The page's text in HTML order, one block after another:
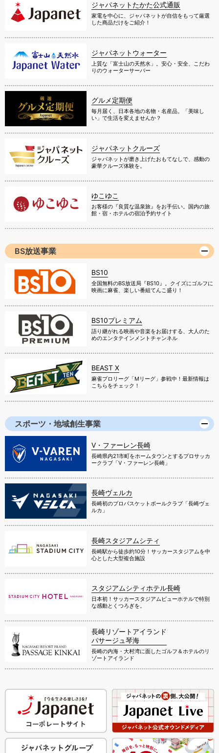
ジャパネットたかた公式通販
家電を中心に、ジャパネットが自信をもって厳選
した商品だけをご紹介！
ジャパネットウォーター
上質な「富士山の天然水」。安心・安全、こだわ
りのウォーターサーバー
グルメ定期便
毎月届く、日本各地の名物・名産品。「美味し
い」で生活を変えませんか？
ジャパネットクルーズ
ジャパネットが磨き上げたおもてなしで、感動の
豪華クルーズ体験を。
ゆこゆこ
お客様の『良質な温泉旅』をお手伝い。国内の旅
館・宿・ホテルの宿泊予約サイト
BS放送事業
BS10
全国無料のBS放送局『BS10』。クイズにゴルフに
映画に麻雀、楽しい番組てんこ盛り！
BS10プレミアム
語り継がれる映画や音楽をお届けする、大人のた
めのエンタテインメントチャンネル
BEAST X
麻雀プロリーグ「Mリーグ」参戦中！最新情報は
こちらをチェック！
スポーツ・地域創生事業
V・ファーレン長崎
長崎県内21市町をホームタウンとするプロサッカ
ークラブ「V・ファーレン長崎」
長崎ヴェルカ
長崎初のプロバスケットボールクラブ「長崎ヴェ
ルカ」
長崎スタジアムシティ
長崎駅から徒歩約10分！サッカースタジアムを中
心とした大型複合施設
スタジアムシティホテル長崎
日本初！サッカースタジアムビューホテルで特別
な感動とくつろぎを。
長崎リゾートアイランド
パサージュ琴海
長崎の内海・大村湾に面したゴルフ＆ホテルのリ
ゾートアイランド